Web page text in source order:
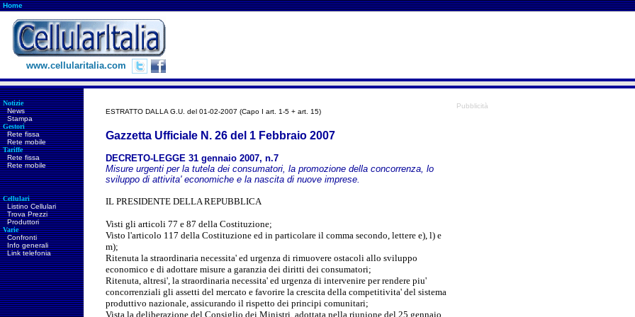
Home
www.cellularitalia.com
Notizie
News
Stampa
Gestori
Rete fissa
Rete mobile
Tariffe
Rete fissa
Rete mobile
Cellulari
Listino Cellulari
Trova Prezzi
Produttori
Varie
Confronti
Info generali
Link telefonia
ESTRATTO DALLA G.U. del 01-02-2007 (Capo I art. 1-5 + art. 15)
Gazzetta Ufficiale N. 26 del 1 Febbraio 2007
DECRETO-LEGGE 31 gennaio 2007, n.7
Misure urgenti per la tutela dei consumatori, la promozione della concorrenza, lo
sviluppo di attivita' economiche e la nascita di nuove imprese.
IL PRESIDENTE DELLA REPUBBLICA
Visti gli articoli 77 e 87 della Costituzione;
Visto l'articolo 117 della Costituzione ed in particolare il comma secondo, lettere e), l) e
m);
Ritenuta la straordinaria necessita' ed urgenza di rimuovere ostacoli allo sviluppo
economico e di adottare misure a garanzia dei diritti dei consumatori;
Ritenuta, altresi', la straordinaria necessita' ed urgenza di intervenire per rendere piu'
concorrenziali gli assetti del mercato e favorire la crescita della competitivita' del sistema
produttivo nazionale, assicurando il rispetto dei principi comunitari;
Vista la deliberazione del Consiglio dei Ministri, adottata nella riunione del 25 gennaio
Pubblicità